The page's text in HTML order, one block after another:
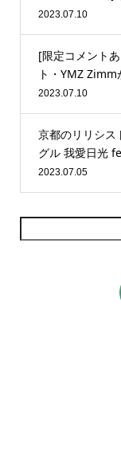
2023.07.10
[限定コメント
ト・YMZ Zimm
2023.07.10
京都のリリシス
グル 我愛日光
2023.07.05